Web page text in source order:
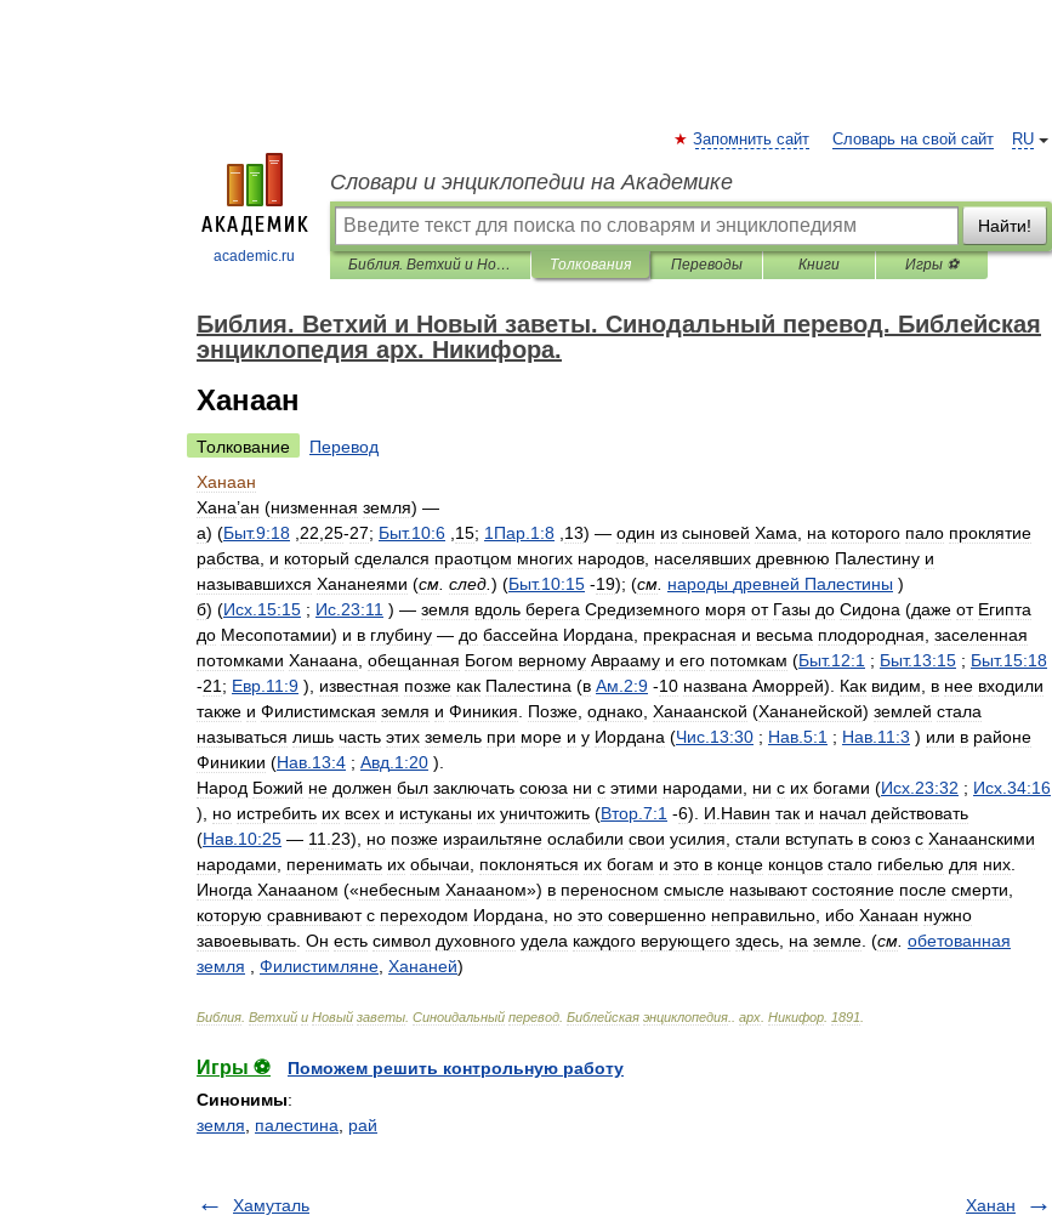
academic.ru
RU
Запомнить сайт Словарь на свой сайт
Словари и энциклопедии на Академике
Найти!
Библия. Ветхий и Новый заветы. Синодальный перевод. Библейская энциклопедия арх. Никифора. Толкования Переводы Книги Игры ⚽
Библия. Ветхий и Новый заветы. Синодальный перевод. Библейская
энциклопедия арх. Никифора.
Ханаан
Толкование
Перевод
Ханаан
Хана’ан (низменная земля) —
а) (Быт.9:18 22 25-27; Быт.10:6 15; 1Пар 1:8 13) — один из сыновей Хама на которого пало проклятие
рабства
и который сделался праотцом многих народов населявших древнюю Палестину и
называвшихся Хананеями (см след ) (Быт.10:15 -19); (см народы древней Палестины )
б) (Исх 15:15 ; Ис 23:11 ) — земля вдоль берега Средиземного моря от Газы до Сидона (даже от Египта
до Месопотамии) и в глубину — до бассейна Иордана прекрасная и весьма плодородная заселенная
потомками Ханаана обещанная Богом верному Аврааму и его потомкам (Быт.12:1 ; Быт.13:15 ; Быт.15:18
-21 ; Евр 11:9 ), известная позже как Палестина (в Ам 2:9 -10 названа Аморрей). Как видим в нее входили
также и Филистимская земля и Финикия Позже однако Ханаанской (Хананейской) землей стала
называться лишь часть этих земель при море и у Иордана (Чис 13:30 ; Нав 5:1 ; Нав 11:3 ) или в районе
Финикии (Нав 13:4 ; Авд 1:20 ).
Народ Божий не должен был заключать союза ни с этими народами ни с их богами (Исх 23:32 ; Исх 34:16
), но истребить их всех и истуканы их уничтожить (Втор 7:1 -6). И Навин так и начал действовать
(Нав 10:25 — 11 23), но позже израильтяне ослабили свои усилия стали вступать в союз с Ханаанскими
народами
перенимать их обычаи поклоняться их богам и это в конце концов стало гибелью для них
Иногда Ханааном («небесным Ханааном») в переносном смысле называют состояние после смерти
которую сравнивают с переходом Иордана но это совершенно неправильно ибо Ханаан нужно
завоевывать Он есть символ духовного удела каждого верующего здесь на земле . (см обетованная
земля
Филистимляне Хананей)
Библия Ветхий и Новый заветы Синоидальный перевод Библейская энциклопедия арх Никифор 1891
Игры ⚽
Поможем решить контрольную работу
Синонимы:
земля
палестина рай
Хамуталь Ханан